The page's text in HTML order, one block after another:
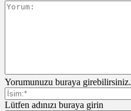
Yorumunuzu buraya girebilirsiniz.
Lütfen adınızı buraya girin